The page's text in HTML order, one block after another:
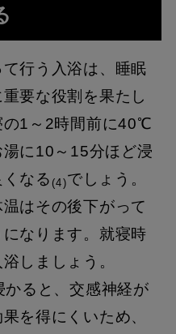
行う入浴は、睡眠
要な役割を果たし
の1～2時間前に40℃
に10～15分ほど浸
なる (4)でしょう。
はその後下がって
なります。就寝時
しましょう。
ると、交感神経が
を得にくいため、